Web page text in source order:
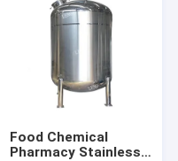
Food Chemical
Pharmacy Stainless